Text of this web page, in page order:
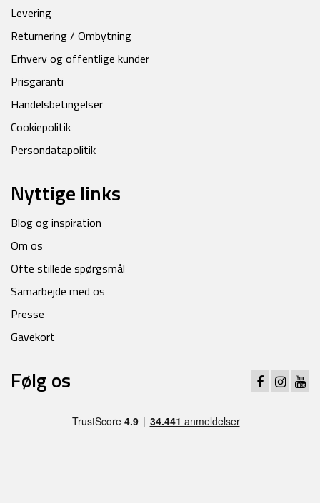
Levering
Returnering / Ombytning
Erhverv og offentlige kunder
Prisgaranti
Handelsbetingelser
Cookiepolitik
Persondatapolitik
Nyttige links
Blog og inspiration
Om os
Ofte stillede spørgsmål
Samarbejde med os
Presse
Gavekort
Følg os